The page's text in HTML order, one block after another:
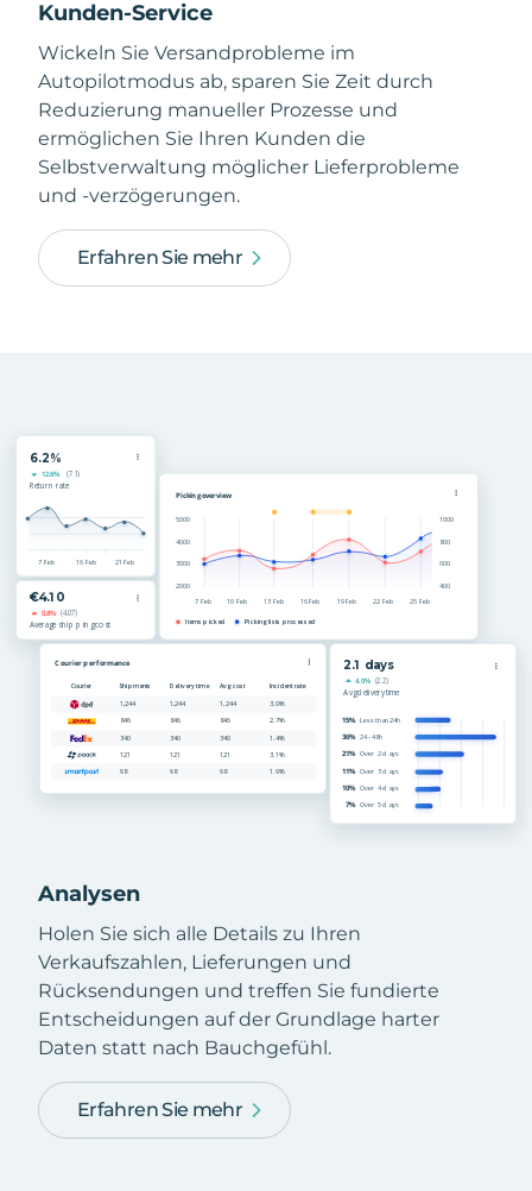
Kunden-Service
Wickeln Sie Versandprobleme im
Autopilotmodus ab, sparen Sie Zeit durch
Reduzierung manueller Prozesse und
ermöglichen Sie Ihren Kunden die
Selbstverwaltung möglicher Lieferprobleme
und -verzögerungen.
Erfahren Sie mehr
Analysen
Holen Sie sich alle Details zu Ihren
Verkaufszahlen, Lieferungen und
Rücksendungen und treffen Sie fundierte
Entscheidungen auf der Grundlage harter
Daten statt nach Bauchgefühl.
Erfahren Sie mehr